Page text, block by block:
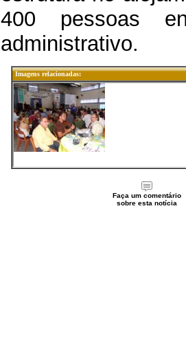
400 pessoas
administrativo.
Imagens relacionadas:
Faça um comentário
sobre esta notícia